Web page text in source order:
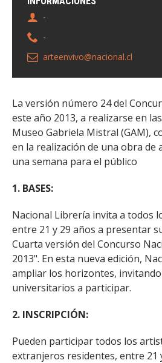
-
-
arteenvivo@nacional.cl
La versión número 24 del
este año 2013, a realizarse en
Museo Gabriela Mistral (GAM),
en la realización de una obra de
una semana para el público
1. BASES:
Nacional Librería invita a todos
entre 21 y 29 años a presentar
Cuarta versión del Concurso
2013". En esta nueva edición,
ampliar los horizontes,
universitarios a participar.
2. INSCRIPCIÓN:
Pueden participar todos los
extranjeros residentes, entre 21